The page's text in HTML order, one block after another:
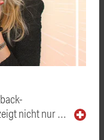
nicht nur …